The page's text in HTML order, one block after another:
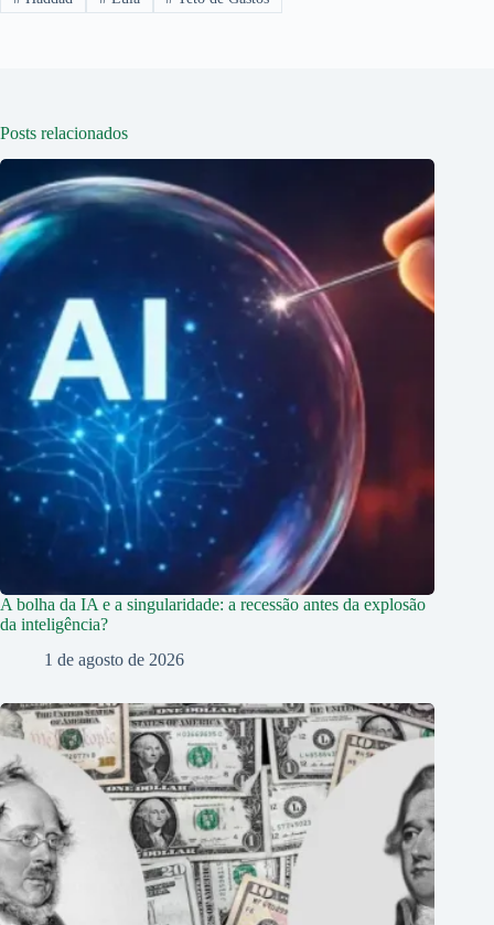
Posts relacionados
A bolha da IA e a singularidade: a recessão antes da explosão
da inteligência?
1 de agosto de 2026